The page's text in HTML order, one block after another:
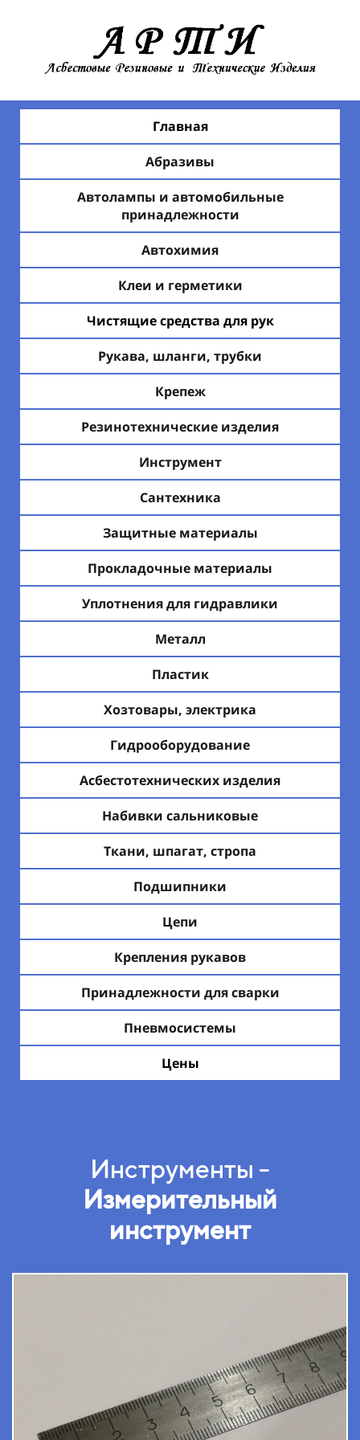
Главная
Абразивы
Автолампы и автомобильные
принадлежности
Автохимия
Клеи и герметики
Чистящие средства для рук
Рукава, шланги, трубки
Крепеж
Резинотехнические изделия
Инструмент
Сантехника
Защитные материалы
Прокладочные материалы
Уплотнения для гидравлики
Металл
Пластик
Хозтовары, электрика
Гидрооборудование
Асбестотехнических изделия
Набивки сальниковые
Ткани, шпагат, стропа
Подшипники
Цепи
Крепления рукавов
Принадлежности для сварки
Пневмосистемы
Цены
Инструменты -
Измерительный
инструмент